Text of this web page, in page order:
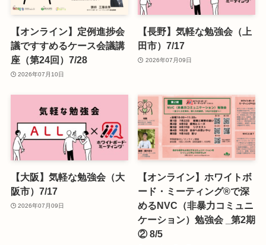
【オンライン】定例進捗会
議ですすめるケース会議講
座（第24回）7/28
2026年07月10日
【長野】気軽な勉強会（上
田市）7/17
2026年07月09日
【大阪】気軽な勉強会（大
阪市）7/17
2026年07月09日
【オンライン】ホワイトボ
ード・ミーティング®で深
めるNVC（非暴力コミュニ
ケーション）勉強会 _第2期
② 8/5